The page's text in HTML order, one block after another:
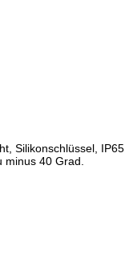
Silikonschlüssel, IP65.
40 Grad.